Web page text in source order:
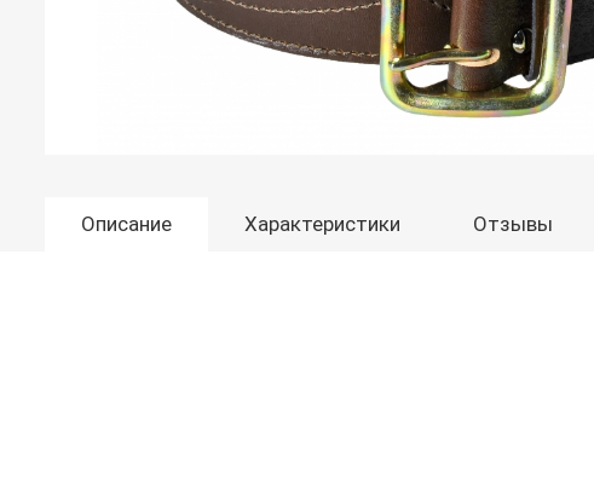
Описание Характеристики Отзывы